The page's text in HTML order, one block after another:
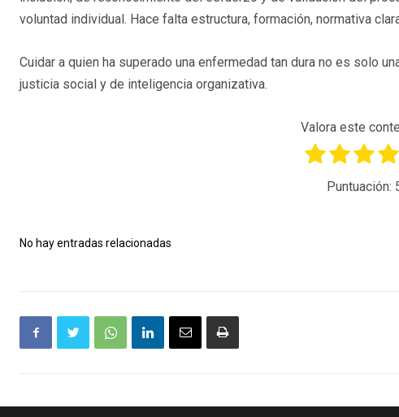
voluntad individual. Hace falta estructura, formación, normativa
Cuidar a quien ha superado una enfermedad tan dura no es solo
justicia social y de inteligencia organizativa.
Valora este
Puntuación:
No hay entradas relacionadas